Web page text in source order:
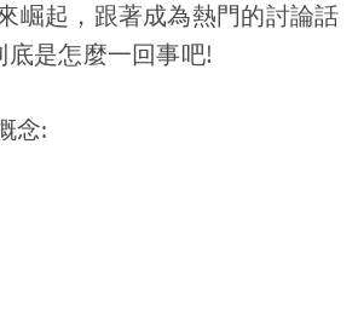
崛起，跟著成為熱門的討論話
是怎麼一回事吧!
念: